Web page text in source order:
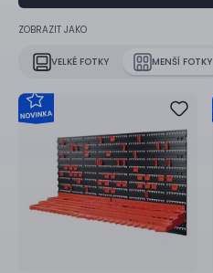
ZOBRAZIT JAKO
VELKÉ FOTKY MENŠÍ FOTKY